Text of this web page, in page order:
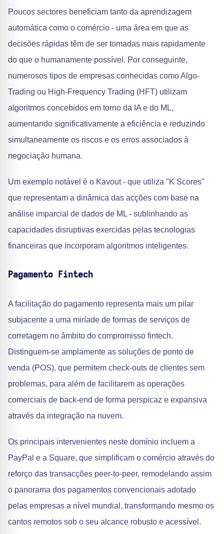
Poucos sectores beneficiam tanto da aprendizagem
automática como o comércio - uma área em que as
decisões rápidas têm de ser tomadas mais rapidamente
do que o humanamente possível. Por conseguinte,
numerosos tipos de empresas conhecidas como Algo-
Trading ou High-Frequency Trading (HFT) utilizam
algoritmos concebidos em torno da IA e do ML,
aumentando significativamente a eficiência e reduzindo
simultaneamente os riscos e os erros associados à
negociação humana.
Um exemplo notável é o Kavout - que utiliza "K Scores"
que representam a dinâmica das acções com base na
análise imparcial de dados de ML - sublinhando as
capacidades disruptivas exercidas pelas tecnologias
financeiras que incorporam algoritmos inteligentes.
Pagamento Fintech
A facilitação do pagamento representa mais um pilar
subjacente a uma miríade de formas de serviços de
corretagem no âmbito do compromisso fintech.
Distinguem-se amplamente as soluções de ponto de
venda (POS), que permitem check-outs de clientes sem
problemas, para além de facilitarem as operações
comerciais de back-end de forma perspicaz e expansiva
através da integração na nuvem.
Os principais intervenientes neste domínio incluem a
PayPal e a Square, que simplificam o comércio através do
reforço das transacções peer-to-peer, remodelando assim
o panorama dos pagamentos convencionais adotado
pelas empresas a nível mundial, transformando mesmo os
cantos remotos sob o seu alcance robusto e acessível.